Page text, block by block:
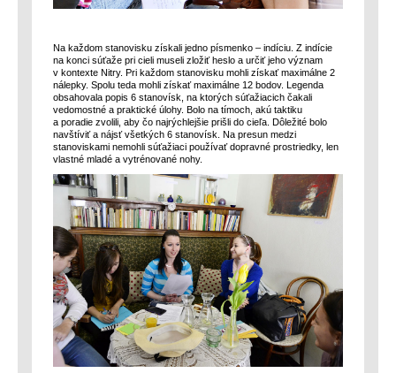
Na každom stanovisku získali jedno písmenko – indíciu. Z indície
na konci súťaže pri cieli museli zložiť heslo a určiť jeho význam
v kontexte Nitry. Pri každom stanovisku mohli získať maximálne 2
nálepky. Spolu teda mohli získať maximálne 12 bodov. Legenda
obsahovala popis 6 stanovísk, na ktorých súťažiacich čakali
vedomostné a praktické úlohy. Bolo na tímoch, akú taktiku
a poradie zvolili, aby čo najrýchlejšie prišli do cieľa. Dôležité bolo
navštíviť a nájsť všetkých 6 stanovísk. Na presun medzi
stanoviskami nemohli súťažiaci používať dopravné prostriedky, len
vlastné mladé a vytrénované nohy.